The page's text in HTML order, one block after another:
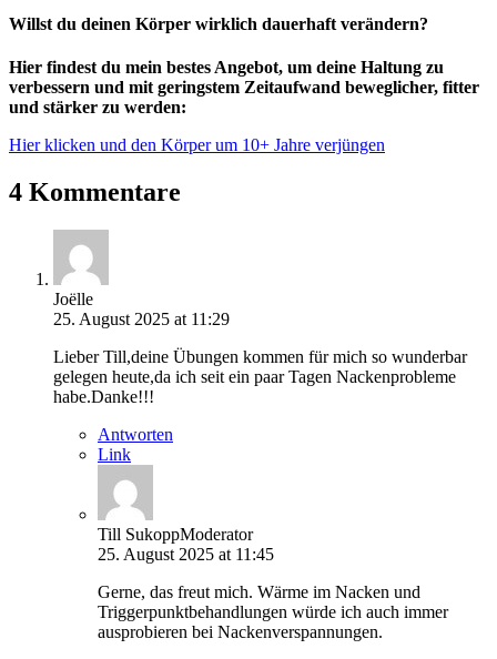
Willst du deinen Körper wirklich dauerhaft verändern?
Hier findest du mein bestes Angebot, um deine Haltung zu
verbessern und mit geringstem Zeitaufwand beweglicher, fitter
und stärker zu werden:
Hier klicken und den Körper um 10+ Jahre verjüngen
4 Kommentare
Joëlle
25. August 2025 at 11:29
Lieber Till,deine Übungen kommen für mich so wunderbar
gelegen heute,da ich seit ein paar Tagen Nackenprobleme
habe.Danke!!!
Antworten
Link
Till SukoppModerator
25. August 2025 at 11:45
Gerne, das freut mich. Wärme im Nacken und
Triggerpunktbehandlungen würde ich auch immer
ausprobieren bei Nackenverspannungen.